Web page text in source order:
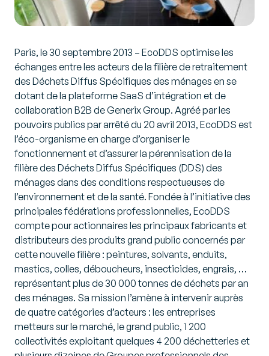
Paris, le 30 septembre 2013 – EcoDDS optimise les
échanges entre les acteurs de la filière de retraitement
des Déchets Diffus Spécifiques des ménages en se
dotant de la plateforme SaaS d’intégration et de
collaboration B2B de Generix Group. Agréé par les
pouvoirs publics par arrêté du 20 avril 2013, EcoDDS est
l’éco-organisme en charge d’organiser le
fonctionnement et d’assurer la pérennisation de la
filière des Déchets Diffus Spécifiques (DDS) des
ménages dans des conditions respectueuses de
l’environnement et de la santé. Fondée à l’initiative des
principales fédérations professionnelles, EcoDDS
compte pour actionnaires les principaux fabricants et
distributeurs des produits grand public concernés par
cette nouvelle filière : peintures, solvants, enduits,
mastics, colles, déboucheurs, insecticides, engrais, …
représentant plus de 30 000 tonnes de déchets par an
des ménages. Sa mission l’amène à intervenir auprès
de quatre catégories d’acteurs : les entreprises
metteurs sur le marché, le grand public, 1 200
collectivités exploitant quelques 4 200 déchetteries et